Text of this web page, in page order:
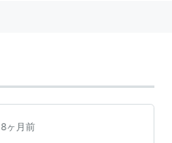
8ヶ月前